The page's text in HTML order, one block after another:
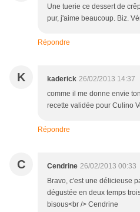
Une tuerie ce dessert de
pur, j'aime beaucoup. Biz.
Répondre
K kaderick 26/02/2013 14:37
comme il me donne envie
recette validée pour Culino
Répondre
C Cendrine 26/02/2013 00:33
Bravo, c'est une délicieuse
dégustée en deux temps
bisous<br /> Cendrine